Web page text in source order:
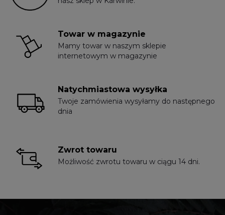
Towar w magazynie
Mamy towar w naszym sklepie
internetowym w magazynie
Natychmiastowa wysyłka
Twoje zamówienia wysyłamy do następnego
dnia
Zwrot towaru
Możliwość zwrotu towaru w ciągu 14 dni.